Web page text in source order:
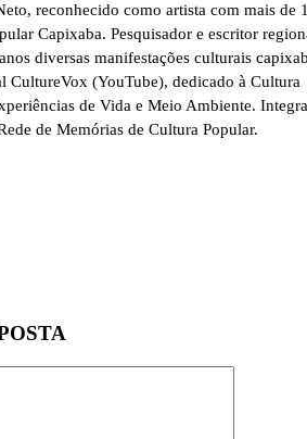
reconhecido como artista com mais de
Capixaba. Pesquisador e escritor
diversas manifestações culturais
CultureVox (YouTube), dedicado à Cultura
de Vida e Meio Ambiente.
de Memórias de Cultura Popular.